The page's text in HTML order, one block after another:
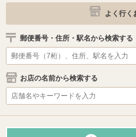
よく行く
郵便番号・住所・駅名から検索する
お店の名前から検索する